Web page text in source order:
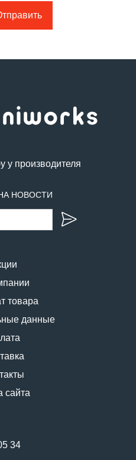
у производителя
НОВОСТИ
товара
данные
сайта
34